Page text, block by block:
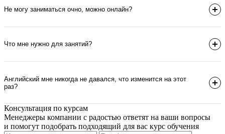
Не могу заниматься очно, можно онлайн?
Что мне нужно для занятий?
Английский мне никогда не давался, что изменится на этот
раз?
Консультация по курсам
Менеджеры компании с радостью ответят на ваши вопросы
и помогут подобрать подходящий для вас курс обучения